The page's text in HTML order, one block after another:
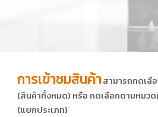
การเข้าชมสินค้าสามารถกดเ
(สินค้าทั้งหมด) หรือ กดเลือกตามหมว
(แยกประเภท)